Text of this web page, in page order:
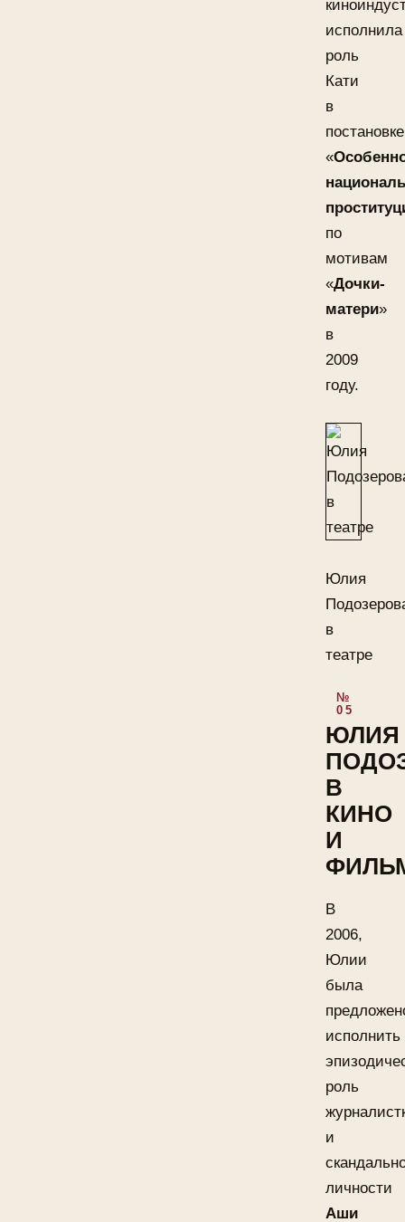
исполнила
роль
Кати
в
постановке
«
по
мотивам
«Дочки-
матери»
в
2009
году.
Юлия
в
театре
ЮЛИЯ
В
КИНО
И
В
2006,
Юлии
была
исполнить
роль
и
личности
Аши